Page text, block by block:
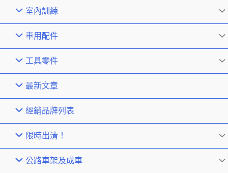
室內訓練
車用配件
工具零件
最新文章
經銷品牌列表
限時出清！
公路車架及成車